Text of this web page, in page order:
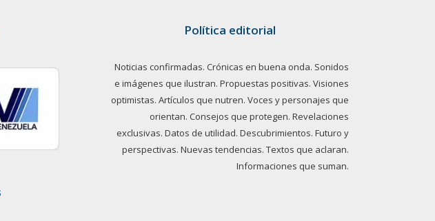
Política editorial
Noticias confirmadas. Crónicas en buena onda. Sonidos
e imágenes que ilustran. Propuestas positivas. Visiones
optimistas. Artículos que nutren. Voces y personajes que
orientan. Consejos que protegen. Revelaciones
exclusivas. Datos de utilidad. Descubrimientos. Futuro y
perspectivas. Nuevas tendencias. Textos que aclaran.
Informaciones que suman.